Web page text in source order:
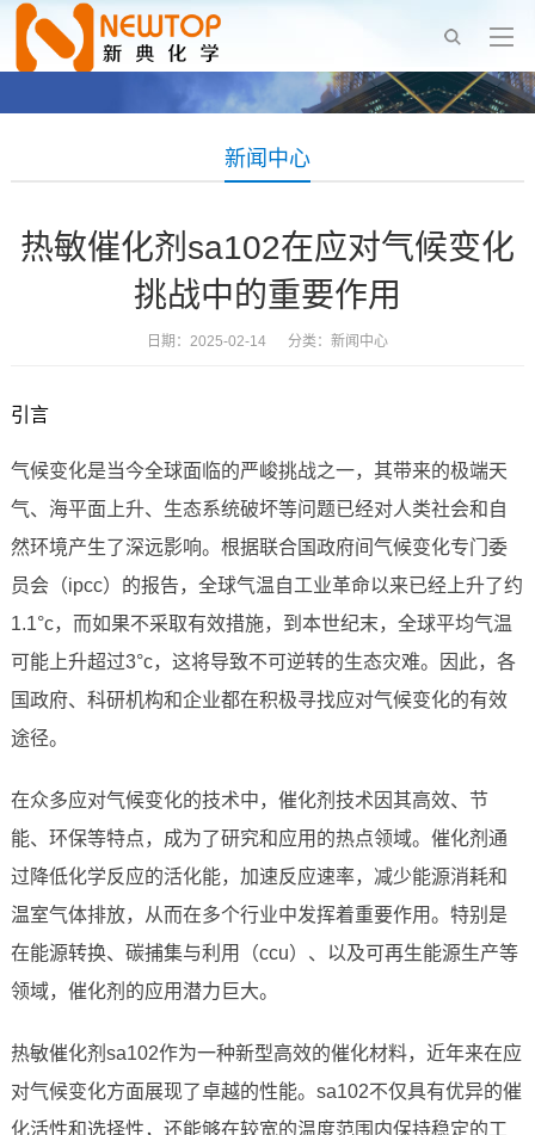
新闻中心
热敏催化剂sa102在应对气候变化
挑战中的重要作用
日期：2025-02-14 分类： 新闻中心
引言
气候变化是当今全球面临的严峻挑战之一，其带来的极端天
气、海平面上升、生态系统破坏等问题已经对人类社会和自
然环境产生了深远影响。根据联合国政府间气候变化专门委
员会（ipcc）的报告，全球气温自工业革命以来已经上升了约
1.1°c，而如果不采取有效措施，到本世纪末，全球平均气温
可能上升超过3°c，这将导致不可逆转的生态灾难。因此，各
国政府、科研机构和企业都在积极寻找应对气候变化的有效
途径。
在众多应对气候变化的技术中，催化剂技术因其高效、节
能、环保等特点，成为了研究和应用的热点领域。催化剂通
过降低化学反应的活化能，加速反应速率，减少能源消耗和
温室气体排放，从而在多个行业中发挥着重要作用。特别是
在能源转换、碳捕集与利用（ccu）、以及可再生能源生产等
领域，催化剂的应用潜力巨大。
热敏催化剂sa102作为一种新型高效的催化材料，近年来在应
对气候变化方面展现了卓越的性能。sa102不仅具有优异的催
化活性和选择性，还能够在较宽的温度范围内保持稳定的工